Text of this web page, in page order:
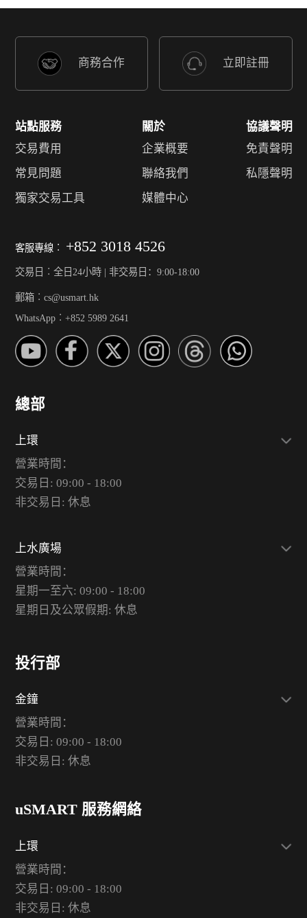
商務合作 立即註冊
站點服務
交易費用
常見問題
獨家交易工具
關於
企業概要
聯絡我們
媒體中心
協議聲明
免責聲明
私隱聲明
客服專線︰ +852 3018 4526
交易日︰全日24小時 | 非交易日：9:00-18:00
郵箱︰cs@usmart.hk
WhatsApp︰+852 5989 2641
總部
上環
營業時間：
交易日: 09:00 - 18:00
非交易日: 休息
上水廣場
營業時間：
星期一至六: 09:00 - 18:00
星期日及公眾假期: 休息
投行部
金鐘
營業時間：
交易日: 09:00 - 18:00
非交易日: 休息
uSMART 服務網絡
上環
營業時間：
交易日: 09:00 - 18:00
非交易日: 休息